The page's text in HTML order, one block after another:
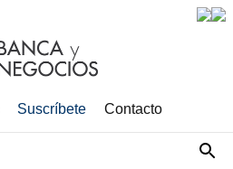
Suscríbete Contacto